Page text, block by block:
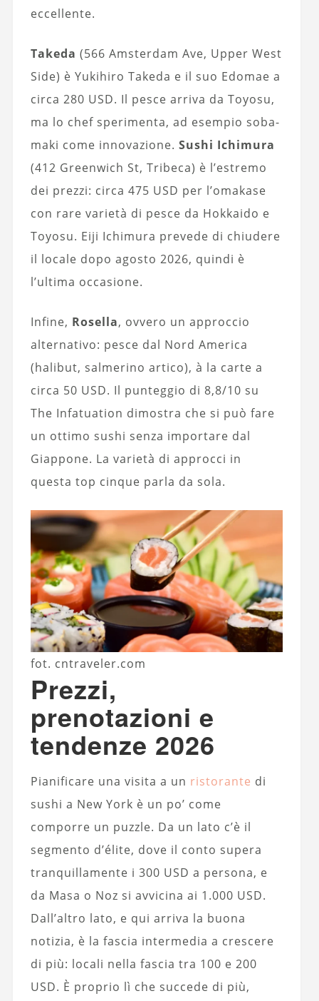
eccellente.
Takeda (566 Amsterdam Ave, Upper West
Side) è Yukihiro Takeda e il suo Edomae a
circa 280 USD. Il pesce arriva da Toyosu,
ma lo chef sperimenta, ad esempio soba-
maki come innovazione. Sushi Ichimura
(412 Greenwich St, Tribeca) è l’estremo
dei prezzi: circa 475 USD per l’omakase
con rare varietà di pesce da Hokkaido e
Toyosu. Eiji Ichimura prevede di chiudere
il locale dopo agosto 2026, quindi è
l’ultima occasione.
Infine, Rosella, ovvero un approccio
alternativo: pesce dal Nord America
(halibut, salmerino artico), à la carte a
circa 50 USD. Il punteggio di 8,8/10 su
The Infatuation dimostra che si può fare
un ottimo sushi senza importare dal
Giappone. La varietà di approcci in
questa top cinque parla da sola.
fot. cntraveler.com
Prezzi,
prenotazioni e
tendenze 2026
Pianificare una visita a un ristorante di
sushi a New York è un po’ come
comporre un puzzle. Da un lato c’è il
segmento d’élite, dove il conto supera
tranquillamente i 300 USD a persona, e
da Masa o Noz si avvicina ai 1.000 USD.
Dall’altro lato, e qui arriva la buona
notizia, è la fascia intermedia a crescere
di più: locali nella fascia tra 100 e 200
USD. È proprio lì che succede di più,